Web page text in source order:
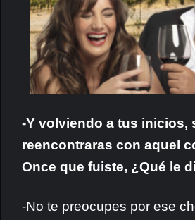
-Y volviendo a tus inicios,
reencontraras con aquel
Once que fuiste, ¿Qué le
-No te preocupes por ese